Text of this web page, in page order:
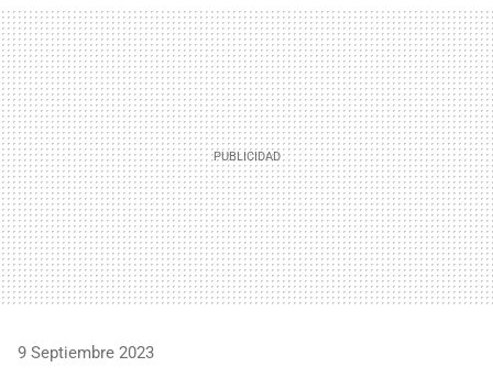
MAIL
9 Septiembre 2023